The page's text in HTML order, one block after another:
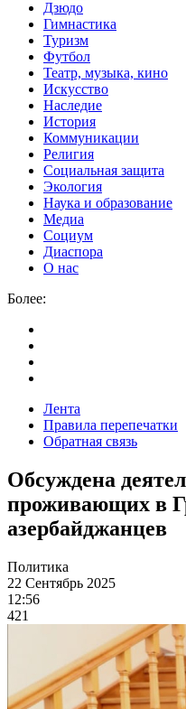
Дзюдо
Гимнастика
Туризм
Футбол
Театр, музыка, кино
Искусство
Наследие
История
Коммуникации
Религия
Социальная защита
Экология
Наука и образование
Медиа
Социум
Диаспора
О нас
Более:
Лента
Правила перепечатки
Обратная связь
Обсуждена
проживающих в
азербайджанцев
Политика
22 Сентябрь 2025
12:56
421